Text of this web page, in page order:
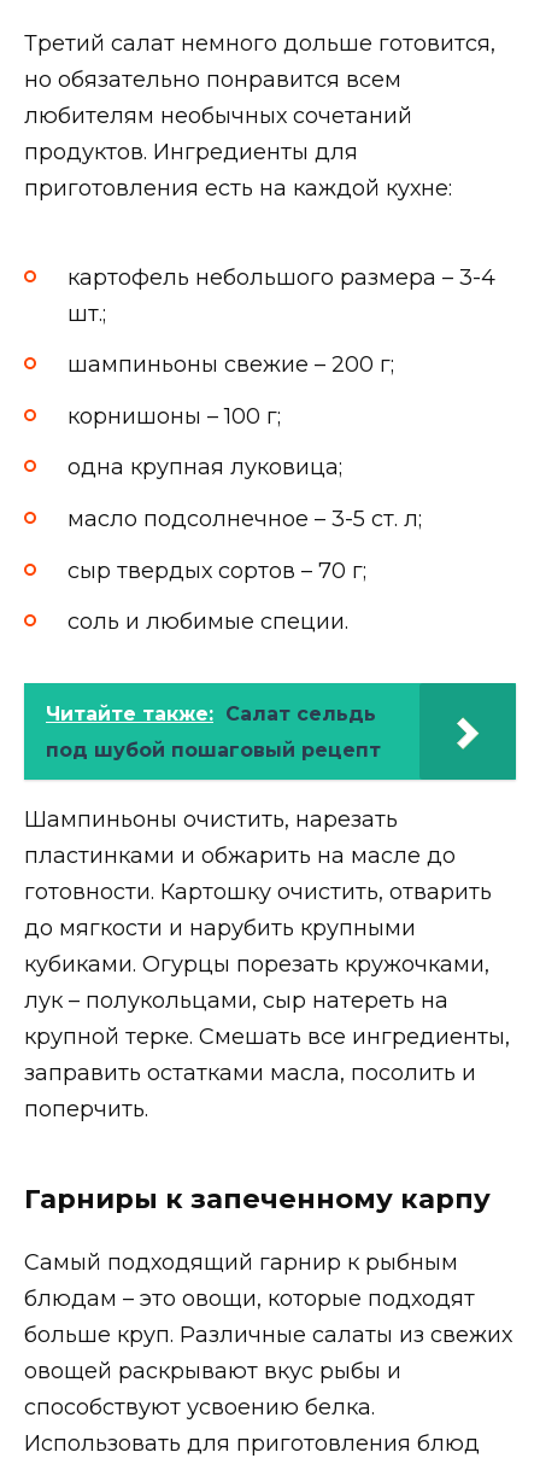
Третий салат немного дольше готовится,
но обязательно понравится всем
любителям необычных сочетаний
продуктов. Ингредиенты для
приготовления есть на каждой кухне:
картофель небольшого размера – 3-4
шт.;
шампиньоны свежие – 200 г;
корнишоны – 100 г;
одна крупная луковица;
масло подсолнечное – 3-5 ст. л;
сыр твердых сортов – 70 г;
соль и любимые специи.
Читайте также: Салат сельдь
под шубой пошаговый рецепт
Шампиньоны очистить, нарезать
пластинками и обжарить на масле до
готовности. Картошку очистить, отварить
до мягкости и нарубить крупными
кубиками. Огурцы порезать кружочками,
лук – полукольцами, сыр натереть на
крупной терке. Смешать все ингредиенты,
заправить остатками масла, посолить и
поперчить.
Гарниры к запеченному карпу
Самый подходящий гарнир к рыбным
блюдам – это овощи, которые подходят
больше круп. Различные салаты из свежих
овощей раскрывают вкус рыбы и
способствуют усвоению белка.
Использовать для приготовления блюд